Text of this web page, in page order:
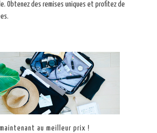
Obtenez des remises uniques et profitez de
au meilleur prix !